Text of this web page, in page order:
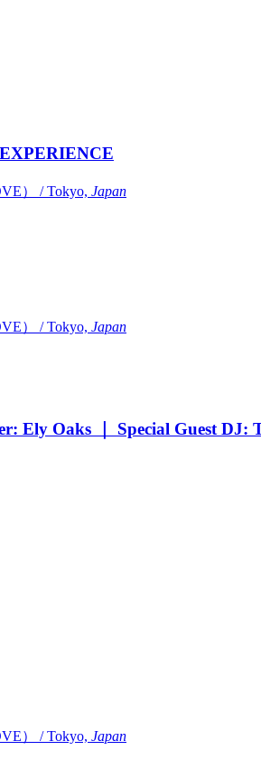
） / Tokyo, Japan
） / Tokyo, Japan
Ely Oaks ｜ Special Guest DJ:
） / Tokyo, Japan